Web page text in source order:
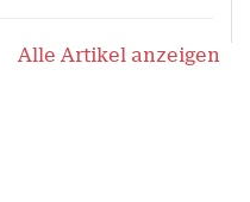
Alle Artikel anzeigen